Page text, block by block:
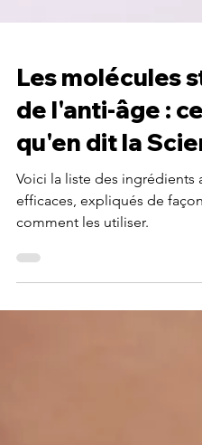
Les molécules
de l'anti-âge :
qu'en dit la
Voici la liste des ingrédients